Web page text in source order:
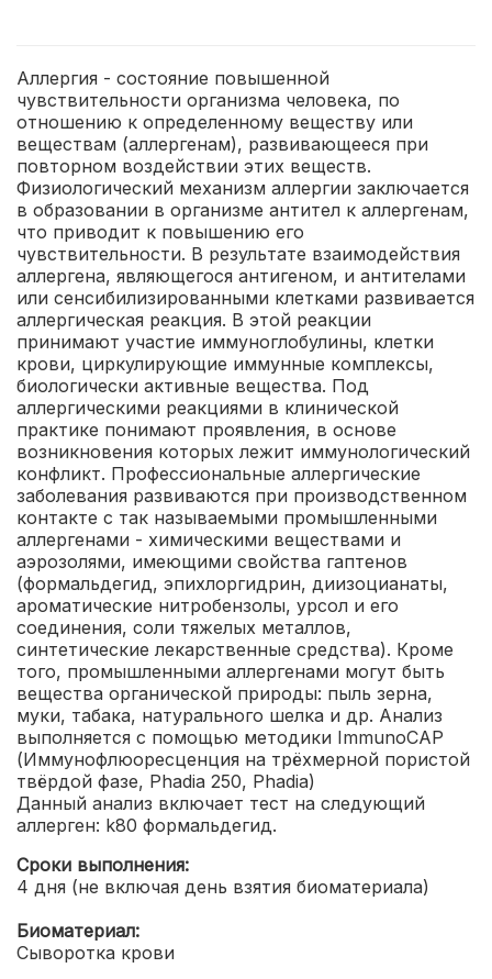
Аллергия - состояние повышенной
чувствительности организма человека, по
отношению к определенному веществу или
веществам (аллергенам), развивающееся при
повторном воздействии этих веществ.
Физиологический механизм аллергии заключается
в образовании в организме антител к аллергенам,
что приводит к повышению его
чувствительности. В результате взаимодействия
аллергена, являющегося антигеном, и антителами
или сенсибилизированными клетками развивается
аллергическая реакция. В этой реакции
принимают участие иммуноглобулины, клетки
крови, циркулирующие иммунные комплексы,
биологически активные вещества. Под
аллергическими реакциями в клинической
практике понимают проявления, в основе
возникновения которых лежит иммунологический
конфликт. Профессиональные аллергические
заболевания развиваются при производственном
контакте с так называемыми промышленными
аллергенами - химическими веществами и
аэрозолями, имеющими свойства гаптенов
(формальдегид, эпихлоргидрин, диизоцианаты,
ароматические нитробензолы, урсол и его
соединения, соли тяжелых металлов,
синтетические лекарственные средства). Кроме
того, промышленными аллергенами могут быть
вещества органической природы: пыль зерна,
муки, табака, натурального шелка и др. Анализ
выполняется с помощью методики ImmunoCAP
(Иммунофлюоресценция на трёхмерной пористой
твёрдой фазе, Phadia 250, Phadia)
Данный анализ включает тест на следующий
аллерген: k80 формальдегид.
Сроки выполнения:
4 дня (не включая день взятия биоматериала)
Биоматериал:
Сыворотка крови